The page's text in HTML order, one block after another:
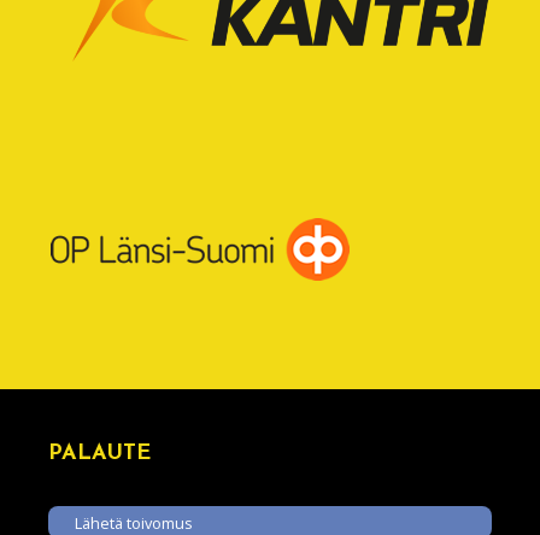
PALAUTE
Lähetä toivomus